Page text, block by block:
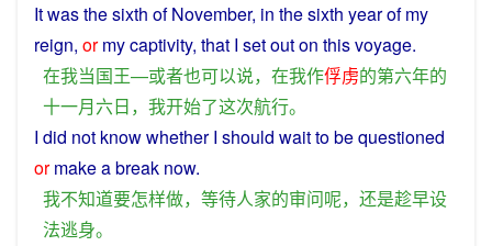
It was the sixth of November, in thesixth yearof my
reign, or mycaptivity, that I setouton thisvoyage.
在我当国王—或者也可以说， 在我作俘虏的第六年的
十一月六日， 我开始了这次航行。
I did not knowwhether I should waittobequestioned
or makeabreak now.
我不知道要怎样做， 等待人家的审问呢， 还是趁早设
法逃身。